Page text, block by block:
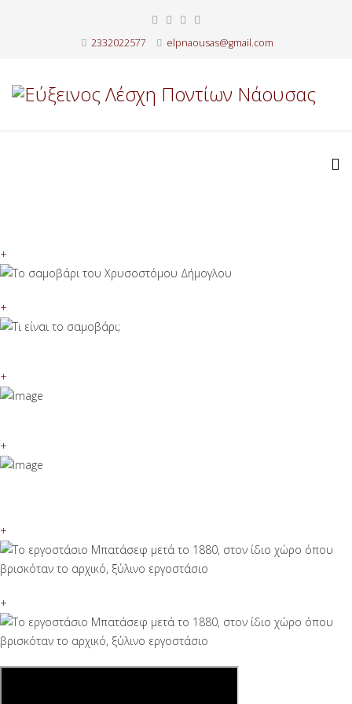
2332022577 elpnaousas@gmail.com
+
+
+
+
+
+